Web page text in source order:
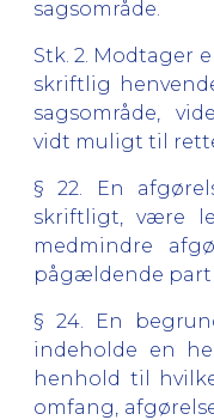
sagsområde.
Stk. 2. Modtager
skriftlig
sagsområde,
vidt muligt til
§ 22. En
skriftligt, være
medmindre
pågældende part
§ 24. En
indeholde en
henhold til
omfang,